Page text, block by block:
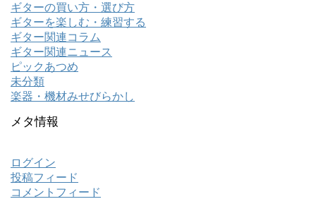
ギターの買い方・選び方
ギターを楽しむ・練習する
ギター関連コラム
ギター関連ニュース
ピックあつめ
未分類
楽器・機材みせびらかし
メタ情報
ログイン
投稿フィード
コメントフィード